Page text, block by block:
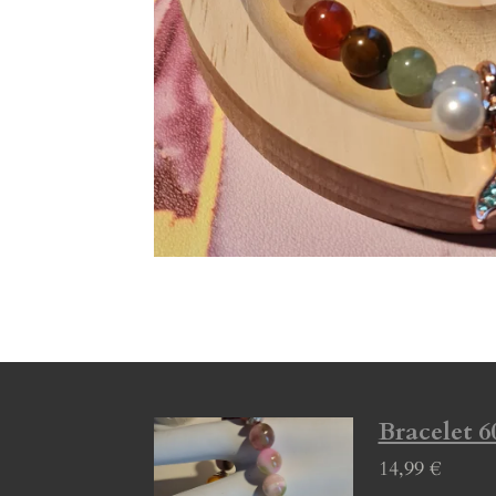
Bracelet
14,99 €